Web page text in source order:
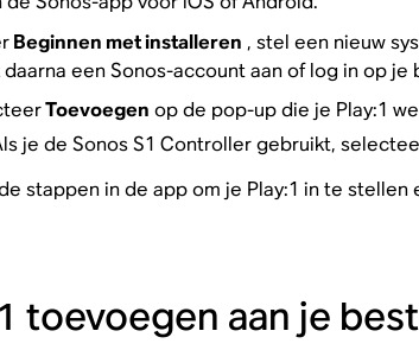
Beginnen met installeren , stel een nieuw
daarna een Sonos-account aan of log in op je
Toevoegen op de pop-up die je Play:1
je de Sonos S1 Controller gebruikt,
stappen in de app om je Play:1 in te
toevoegen aan je